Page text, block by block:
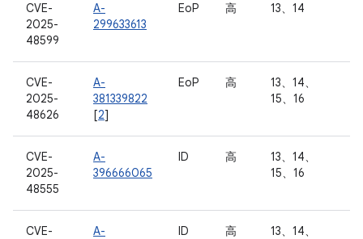
CVE-
2025-
48599
A-
299633613
EoP 高 13、14
CVE-
2025-
48626
A-
381339822
[2]
EoP 高
13、14、
15、16
CVE-
2025-
48555
A-
396666065
ID 高
13、14、
15、16
CVE-
A-
ID 高
13、14、